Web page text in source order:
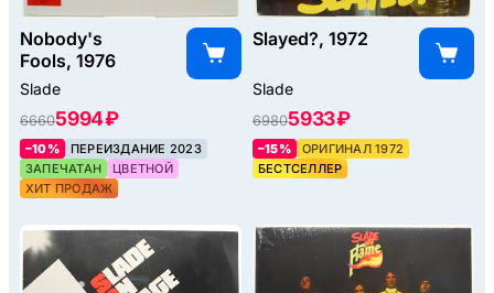
Nobody's
Fools, 1976
Slade
66605994 ₽
–10%
ПЕРЕИЗДАНИЕ 2023
ЗАПЕЧАТАН
ЦВЕТНОЙ
ХИТ ПРОДАЖ
Slayed?, 1972
Slade
69805933 ₽
–15%
ОРИГИНАЛ 1972
БЕСТСЕЛЛЕР